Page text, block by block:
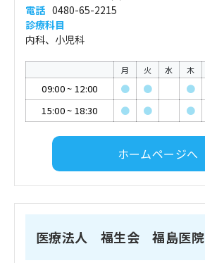
電話 0480-65-2215
診療科目
内科、小児科
月 火 水 木
09:00~ 12:00 ● ● ●
15:00~ 18:30 ● ● ●
ホームページへ
医療法人 福生会 福島医院